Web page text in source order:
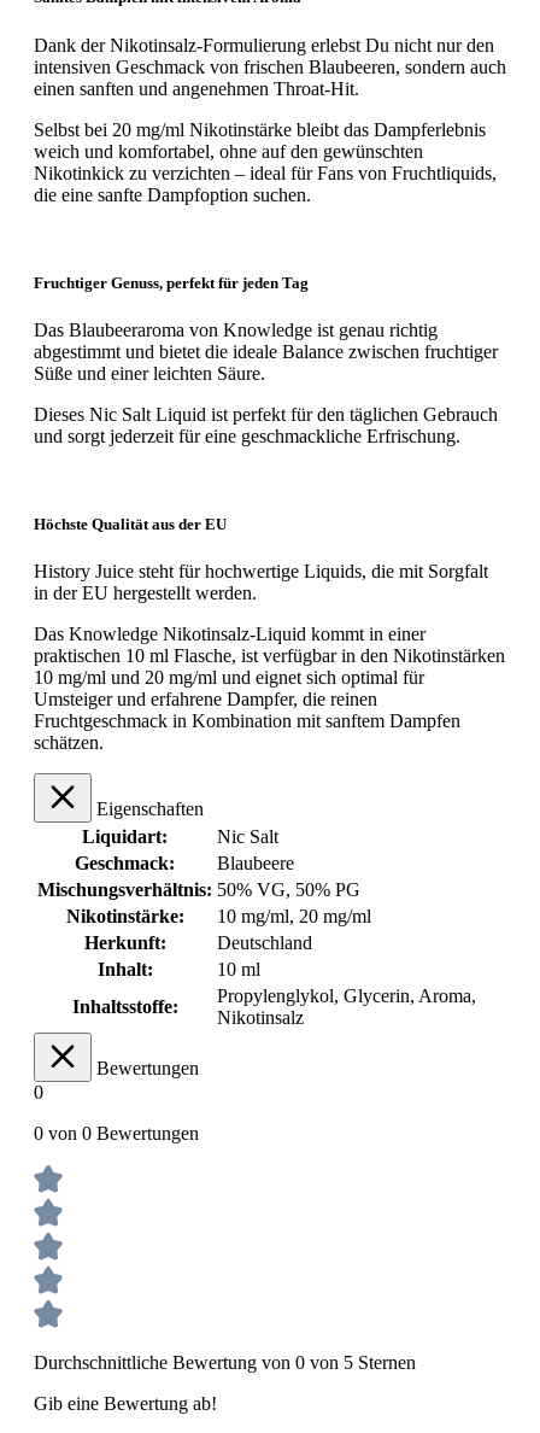
Dank der Nikotinsalz-Formulierung erlebst Du nicht nur den
intensiven Geschmack von frischen Blaubeeren, sondern auch
einen sanften und angenehmen Throat-Hit.
Selbst bei 20 mg/ml Nikotinstärke bleibt das Dampferlebnis
weich und komfortabel, ohne auf den gewünschten
Nikotinkick zu verzichten – ideal für Fans von Fruchtliquids,
die eine sanfte Dampfoption suchen.
Fruchtiger Genuss, perfekt für jeden Tag
Das Blaubeeraroma von Knowledge ist genau richtig
abgestimmt und bietet die ideale Balance zwischen fruchtiger
Süße und einer leichten Säure.
Dieses Nic Salt Liquid ist perfekt für den täglichen Gebrauch
und sorgt jederzeit für eine geschmackliche Erfrischung.
Höchste Qualität aus der EU
History Juice steht für hochwertige Liquids, die mit Sorgfalt
in der EU hergestellt werden.
Das Knowledge Nikotinsalz-Liquid kommt in einer
praktischen 10 ml Flasche, ist verfügbar in den Nikotinstärken
10 mg/ml und 20 mg/ml und eignet sich optimal für
Umsteiger und erfahrene Dampfer, die reinen
Fruchtgeschmack in Kombination mit sanftem Dampfen
schätzen.
Eigenschaften
Liquidart:
Nic Salt
Geschmack:
Blaubeere
Mischungsverhältnis: 50% VG, 50% PG
Nikotinstärke:
10 mg/ml, 20 mg/ml
Herkunft:
Deutschland
Inhalt:
10 ml
Inhaltsstoffe:
Propylenglykol, Glycerin, Aroma,
Nikotinsalz
Bewertungen
0
0 von 0 Bewertungen
Durchschnittliche Bewertung von 0 von 5 Sternen
Gib eine Bewertung ab!